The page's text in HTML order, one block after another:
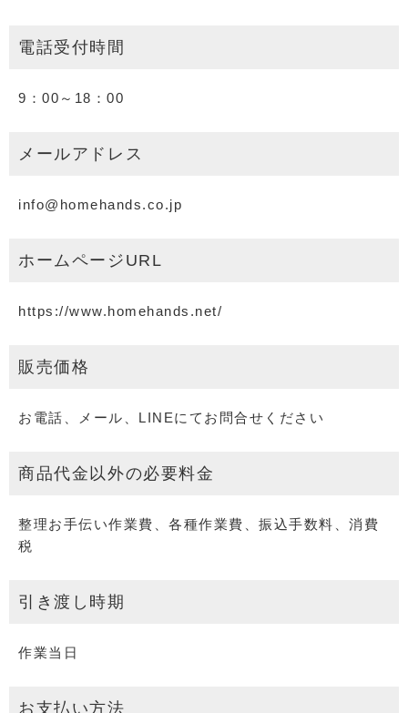
電話受付時間
9：00～18：00
メールアドレス
info@homehands.co.jp
ホームページURL
https://www.homehands.net/
販売価格
お電話、メール、LINEにてお問合せください
商品代金以外の必要料金
整理お手伝い作業費、各種作業費、振込手数料、消費
税
引き渡し時期
作業当日
お支払い方法